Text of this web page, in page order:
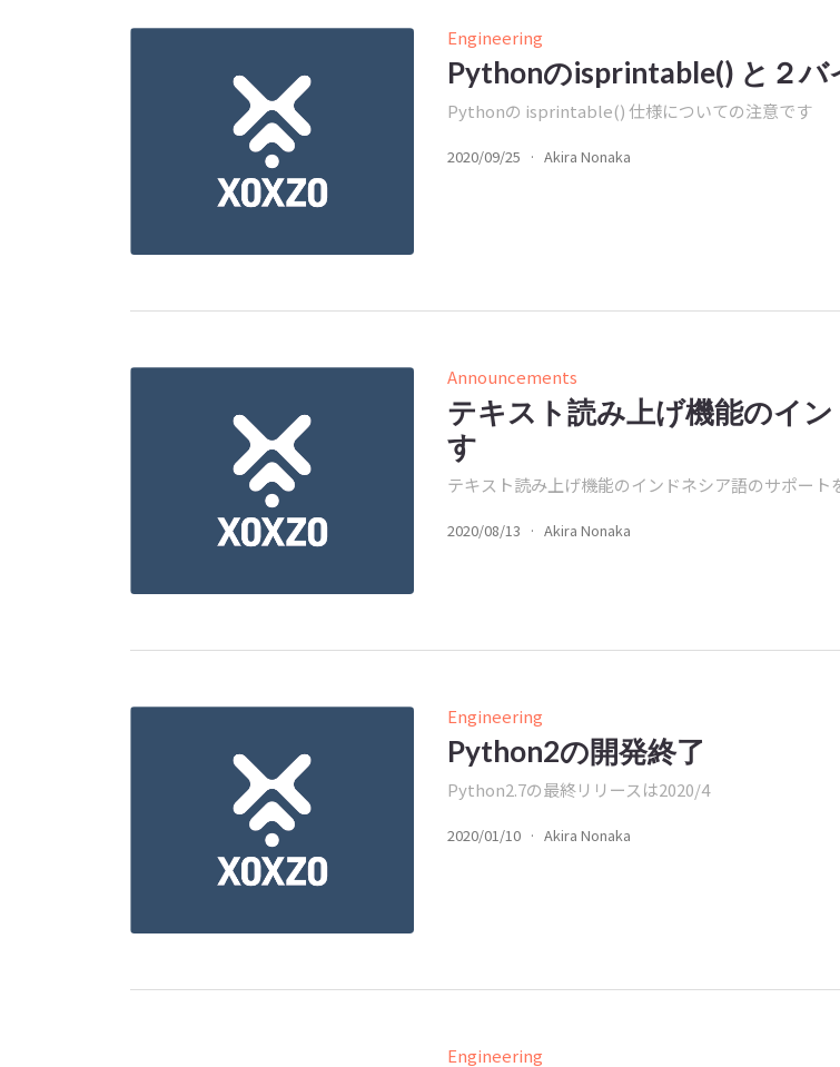
Engineering
Pythonのisprintable() と２バ
Pythonの isprintable() 仕様についての注意です
2020/09/25 · Akira Nonaka
Announcements
テキスト読み上げ機能のイ
す
テキスト読み上げ機能のインドネシア語のサポート
2020/08/13 · Akira Nonaka
Engineering
Python2の開発終了
Python2.7の最終リリースは2020/4
2020/01/10 · Akira Nonaka
Engineering